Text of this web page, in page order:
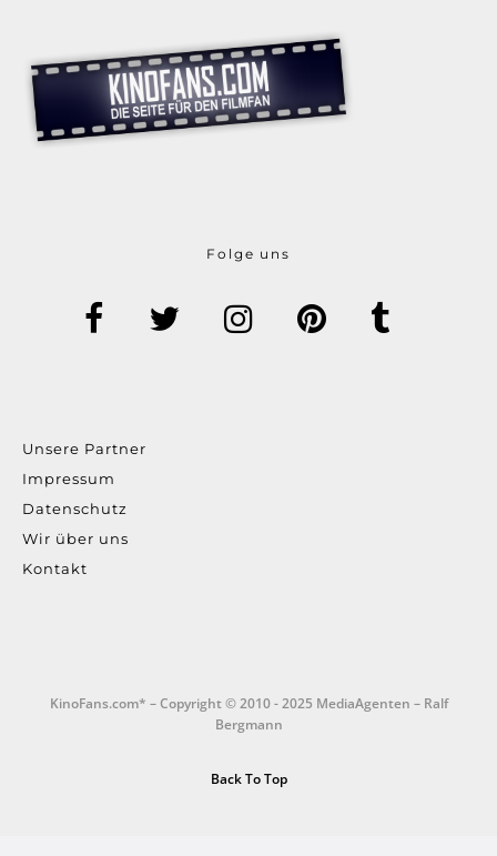
Folge uns
Unsere Partner
Impressum
Datenschutz
Wir über uns
Kontakt
KinoFans.com* – Copyright © 2010 - 2025 MediaAgenten – Ralf
Bergmann
Back To Top